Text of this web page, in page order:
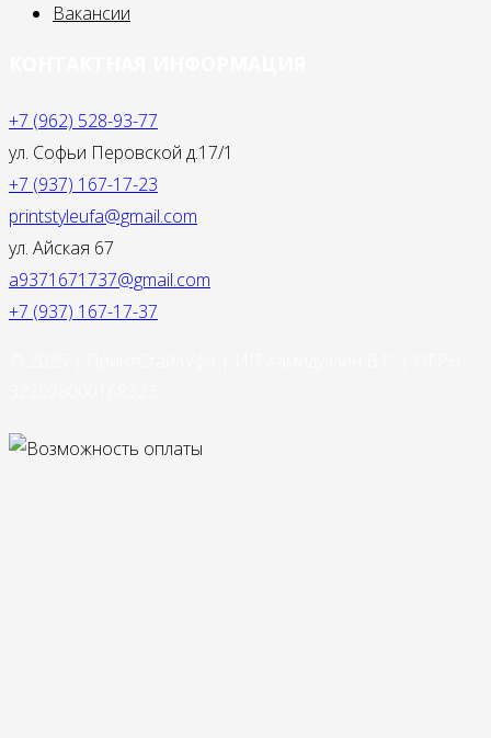
Вакансии
+7 (962) 528-93-77
ул. Софьи Перовской д.17/1
+7 (937) 167-17-23
printstyleufa@gmail.com
ул. Айская 67
a9371671737@gmail.com
+7 (937) 167-17-37